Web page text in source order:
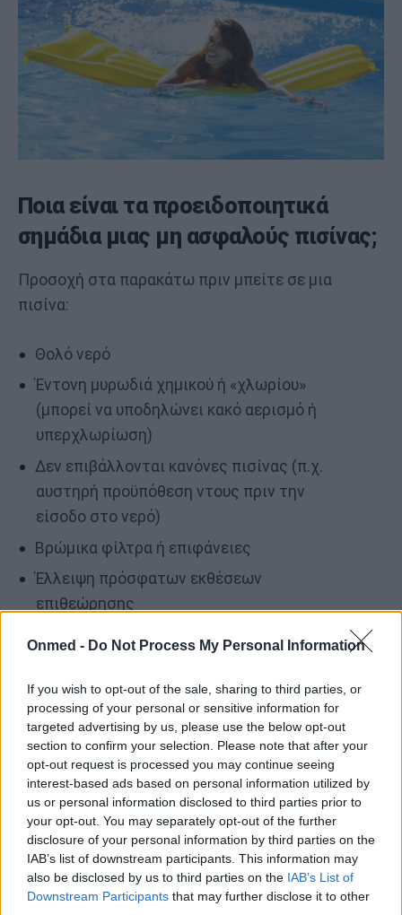
Onmed - Do Not Process My Personal Information
If you wish to opt-out of the sale, sharing to third parties, or
processing of your personal or sensitive information for
targeted advertising by us, please use the below opt-out
section to confirm your selection. Please note that after your
opt-out request is processed you may continue seeing
interest-based ads based on personal information utilized by
us or personal information disclosed to third parties prior to
your opt-out. You may separately opt-out of the further
disclosure of your personal information by third parties on the
IAB’s list of downstream participants. This information may
also be disclosed by us to third parties on the IAB’s List of
Downstream Participants that may further disclose it to other
Ποια είναι τα προειδοποιητικά
σημάδια μιας μη ασφαλούς πισίνας;
Προσοχή στα παρακάτω πριν μπείτε σε μια
πισίνα:
Θολό νερό
Έντονη μυρωδιά χημικού ή «χλωρίου»
(μπορεί να υποδηλώνει κακό αερισμό ή
υπερχλωρίωση)
Δεν επιβάλλονται κανόνες πισίνας (π.χ.
αυστηρή προϋπόθεση ντους πριν την
είσοδο στο νερό)
Βρώμικα φίλτρα ή επιφάνειες
Έλλειψη πρόσφατων εκθέσεων
επιθεώρησης
Αυτά μπορεί να υποδεικνύουν ανεπαρκείς/
υποτυπώδεις πρακτικές υγιεινής ή υπερβολική
χρήση, αυξάνοντας τον κίνδυνο μόλυνσης.
Πώς μπορείτε να μειώσετε τον
κίνδυνο ασθενειών που σχετίζονται
με την πισίνα;
Οι ασφαλείς πρακτικές κολύμβησης κάνουν
σημαντική διαφορά στην μείωση της έκθεσης σε